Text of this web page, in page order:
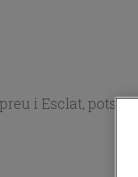
i Esclat, pots